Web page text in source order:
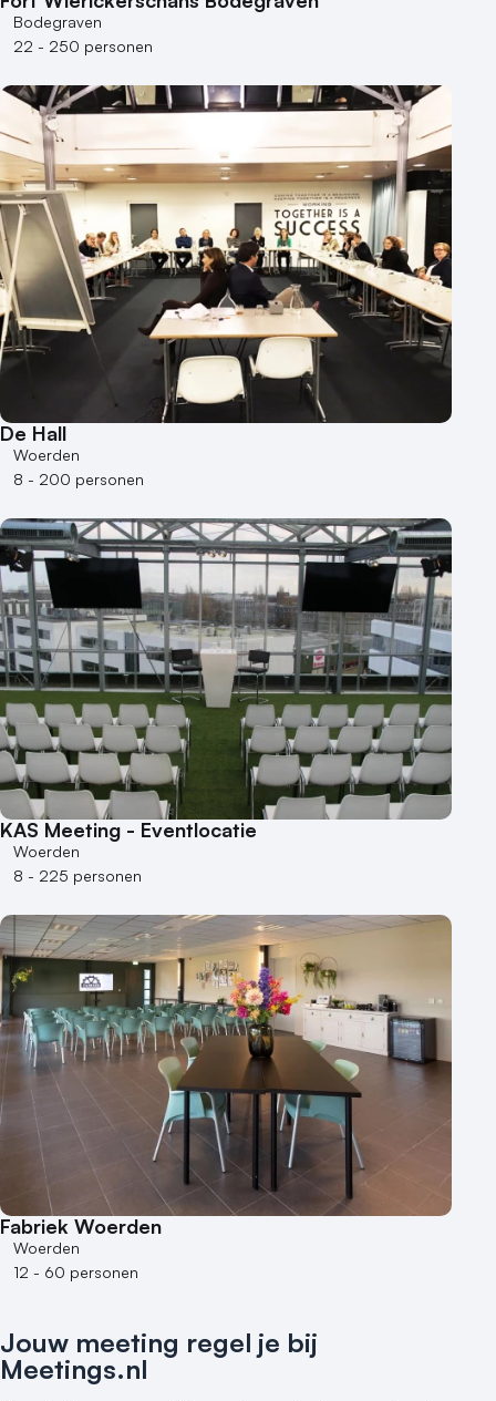
Bodegraven
22 - 250 personen
De Hall
Woerden
8 - 200 personen
KAS Meeting - Eventlocatie
Woerden
8 - 225 personen
Fabriek Woerden
Woerden
12 - 60 personen
Jouw meeting regel je bij
Meetings.nl